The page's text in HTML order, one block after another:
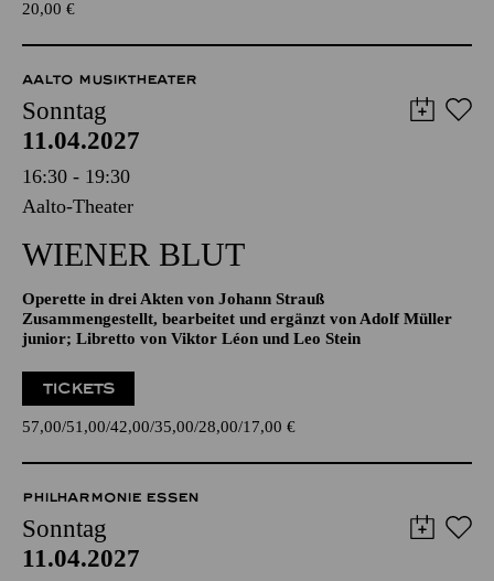
20,00€
AALTO MUSIKTHEATER
Sonntag
11.04.2027
16:30 - 19:30
WIENER BLUT
Zusammengestellt, bearbeitet und ergänzt von Adolf Müller
junior; Libretto von Viktor Léon und Leo Stein
57,00 51,00 42,00 35,00
PHILHARMONIE ESSEN